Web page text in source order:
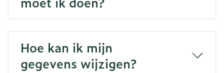
Hoe kan ik mijn
gegevens wijzigen?